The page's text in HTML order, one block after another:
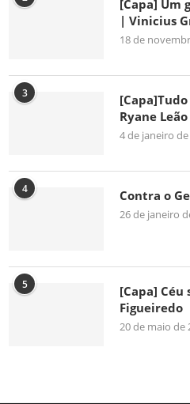
[Capa] Um
| Vinicius
18 de
3
Ryane Leão
4 de janeiro
4 Contra o
26 de janeiro
5
[Capa] Céu
Figueiredo
20 de maio de